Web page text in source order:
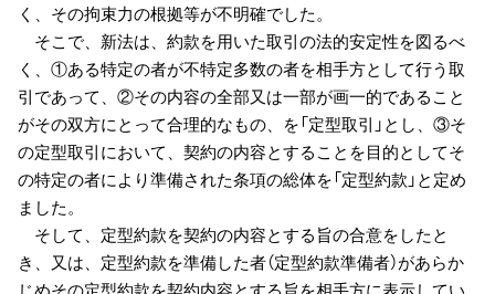
く、その拘束力の根拠等が不明確でした。
そこで、新法は、約款を用いた取引の法的安定性を図るべ
く、①ある特定の者が不特定多数の者を相手方として行う取
引であって、②その内容の全部又は一部が画一的であること
がその双方にとって合理的なもの、を「定型取引」とし、③そ
の定型取引において、契約の内容とすることを目的としてそ
の特定の者により準備された条項の総体を「定型約款」と定め
ました。
そして、定型約款を契約の内容とする旨の合意をしたと
き、又は、定型約款を準備した者（定型約款準備者）があらか